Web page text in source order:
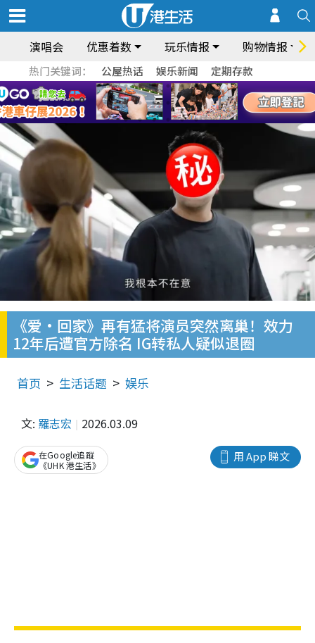
演唱会 优惠着数 玩乐情报 购物情报
热门关键词： 公屋热话 娱乐新闻 定期存款
《爱·回家》再有猛将演员突然离巢！效力
12年后遭官方除名 IG转私人疑似退圈
首页 生活话题 娱乐
文: 羅志宏 2026.03.09
用 App 睇文
在Google追蹤
《UHK 港生活》